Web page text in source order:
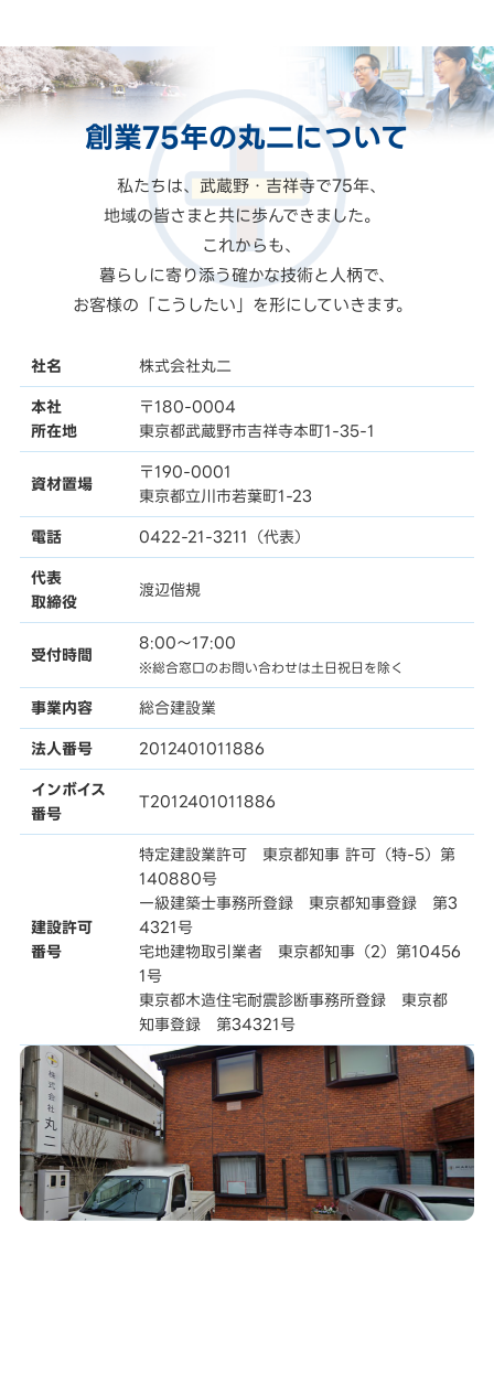
創業75年の丸二について
私たちは、武蔵野・吉祥寺で75年、
地域の皆さまと共に歩んできました。
これからも、
暮らしに寄り添う確かな技術と人柄で、
お客様の「こうしたい」を形にしていきます。
社名 株式会社丸二
本社
所在地
〒180-0004
東京都武蔵野市吉祥寺本町1-35-1
資材置場
〒190-0001
東京都立川市若葉町1-23
電話 0422-21-3211（代表）
代表
取締役
渡辺偕規
受付時間
8:00〜17:00
※総合窓口のお問い合わせは土日祝日を除く
事業内容 総合建設業
法人番号 2012401011886
インボイス
番号
T2012401011886
建設許可
番号
特定建設業許可 東京都知事 許可（特-5）第
140880号
一級建築士事務所登録 東京都知事登録 第3
4321号
宅地建物取引業者 東京都知事（2）第10456
1号
東京都木造住宅耐震診断事務所登録 東京都
知事登録 第34321号